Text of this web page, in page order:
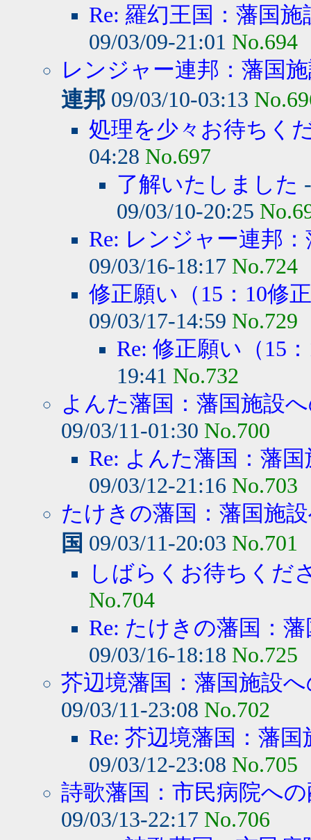
Re: 羅幻王国：藩国
09/03/09-21:01 No.694
レンジャー連邦：藩国
連邦 09/03/10-03:13
処理を少々お待ちく
04:28 No.697
了解いたしました
09/03/10-20:25
Re: レンジャー連邦
09/03/16-18:17 No.724
修正願い（15：10修
09/03/17-14:59 No.729
Re: 修正願い（15
19:41 No.732
よんた藩国：藩国施設
09/03/11-01:30 No.700
Re: よんた藩国：藩
09/03/12-21:16 No.703
たけきの藩国：藩国施
国 09/03/11-20:03 No.701
しばらくお待ちくだ
No.704
Re: たけきの藩国：
09/03/16-18:18 No.725
芥辺境藩国：藩国施設
09/03/11-23:08 No.702
Re: 芥辺境藩国：藩
09/03/12-23:08 No.705
詩歌藩国：市民病院へ
09/03/13-22:17 No.706